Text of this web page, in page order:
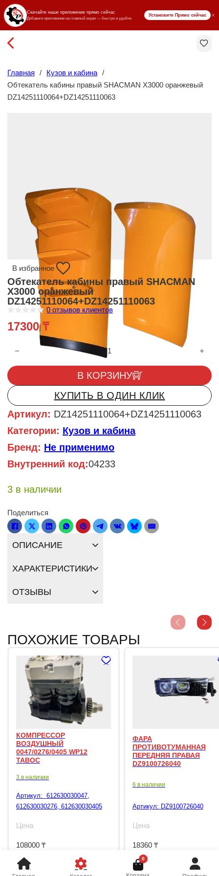
₸ KZT
Главная / Кузов и кабина /
Обтекатель кабины правый SHACMAN X3000 оранжевый
DZ14251110064+DZ14251110063
В избранное
Обтекатель кабины правый SHACMAN
X3000 оранжевый
DZ14251110064+DZ14251110063
ц
е
и
з
5
0 отзывов клиентов
17300₸
Количество товара Обтекатель кабины правый SHACMAN
В КОРЗИНУ
КУПИТЬ В ОДИН КЛИК
Артикул: DZ14251110064+DZ14251110063
Категории: Кузов и кабина
Бренд: Не применимо
Внутренний код:04233
3 в наличии
Поделиться
ОПИСАНИЕ
ХАРАКТЕРИСТИКИ
ОТЗЫВЫ
ПОХОЖИЕ ТОВАРЫ
КОМПРЕССОР
ВОЗДУШНЫЙ
0047/0276/0405 WP12
TABOC
3 в наличии
Артикул: 612630030047,
612630030276, 612630030405
Цена
108000 ₸
ФАРА
ПРОТИВОТУМАННАЯ
ПЕРЕДНЯЯ ПРАВАЯ
DZ9100726040
6 в наличии
Артикул: DZ9100726040
Цена
18360 ₸
0